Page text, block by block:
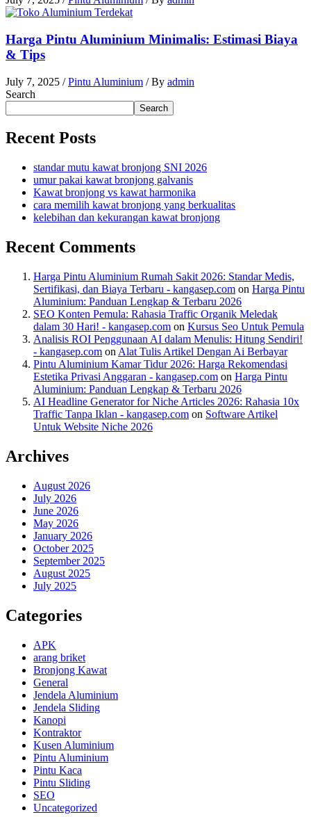
Harga Pintu Aluminium Minimalis: Estimasi Biaya
& Tips
July 7, 2025 /Pintu Aluminium / By admin
Search
Search
Recent Posts
standar mutu kawat bronjong SNI 2026
umur pakai kawat bronjong galvanis
Kawat bronjong vs kawat harmonika
cara memilih kawat bronjong yang berkualitas
kelebihan dan kekurangan kawat bronjong
Recent Comments
Harga Pintu Aluminium Rumah Sakit 2026: Standar Medis,
Sertifikasi, dan Biaya Terbaru - kangasep.com on Harga Pintu
Aluminium: Panduan Lengkap & Terbaru 2026
SEO Konten Pemula: Rahasia Traffic Organik Meledak
dalam 30 Hari! - kangasep.com on Kursus Seo Untuk Pemula
Analisis ROI Penggunaan AI dalam Menulis: Hitung Sendiri!
- kangasep.com on Alat Tulis Artikel Dengan Ai Berbayar
Pintu Aluminium Kamar Tidur 2026: Harga Rekomendasi
Estetika Privasi Anggaran - kangasep.com on Harga Pintu
Aluminium: Panduan Lengkap & Terbaru 2026
AI Headline Generator for Niche Articles 2026: Rahasia 10x
Traffic Tanpa Iklan - kangasep.com on Software Artikel
Untuk Website Niche 2026
Archives
August 2026
July 2026
June 2026
May 2026
January 2026
October 2025
September 2025
August 2025
July 2025
Categories
APK
arang briket
Bronjong Kawat
General
Jendela Aluminium
Jendela Sliding
Kanopi
Kontraktor
Kusen Aluminium
Pintu Aluminium
Pintu Kaca
Pintu Sliding
SEO
Uncategorized